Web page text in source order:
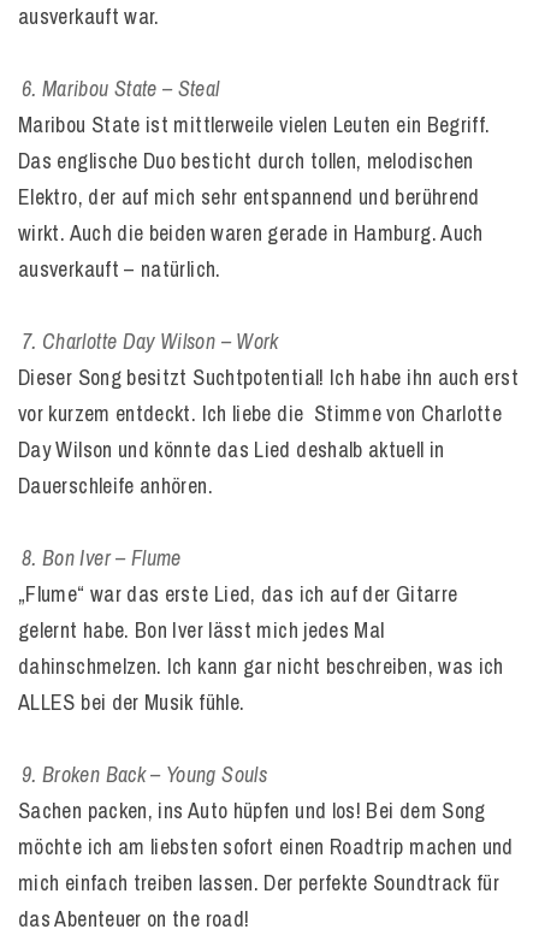
ausverkauft war.
Maribou State – Steal
Maribou State ist mittlerweile vielen Leuten ein Begriff.
Das englische Duo besticht durch tollen, melodischen
Elektro, der auf mich sehr entspannend und berührend
wirkt. Auch die beiden waren gerade in Hamburg. Auch
ausverkauft – natürlich.
Charlotte Day Wilson – Work
Dieser Song besitzt Suchtpotential! Ich habe ihn auch erst
vor kurzem entdeckt. Ich liebe die Stimme von Charlotte
Day Wilson und könnte das Lied deshalb aktuell in
Dauerschleife anhören.
Bon Iver – Flume
„Flume“ war das erste Lied, das ich auf der Gitarre
gelernt habe. Bon Iver lässt mich jedes Mal
dahinschmelzen. Ich kann gar nicht beschreiben, was ich
ALLES bei der Musik fühle.
Broken Back – Young Souls
Sachen packen, ins Auto hüpfen und los! Bei dem Song
möchte ich am liebsten sofort einen Roadtrip machen und
mich einfach treiben lassen. Der perfekte Soundtrack für
das Abenteuer on the road!